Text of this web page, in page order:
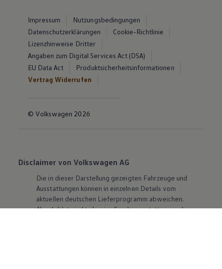
Impressum
Nutzungsbedingungen
Datenschutzerklärungen
Cookie-Richtlinie
Lizenzhinweise Dritter
Angaben zum Digital Services Act (DSA)
EU Data Act
Produktsicherheitsinformationen
Vertrag Widerrufen
© Volkswagen 2026
Disclaimer von Volkswagen AG
Die in dieser Darstellung gezeigten Fahrzeuge und
Ausstattungen können in einzelnen Details vom
aktuellen deutschen Lieferprogramm abweichen.
Abgebildet sind teilweise Sonderausstattungen der